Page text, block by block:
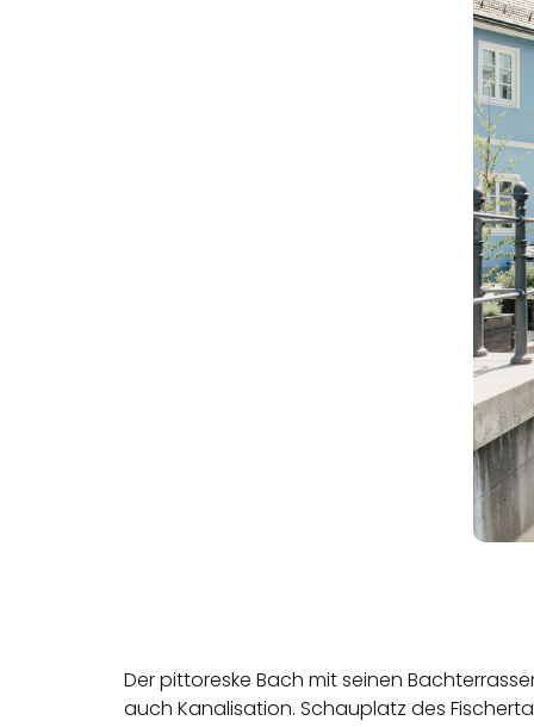
Der pittoreske Bach mit seinen
auch Kanalisation. Schauplatz des